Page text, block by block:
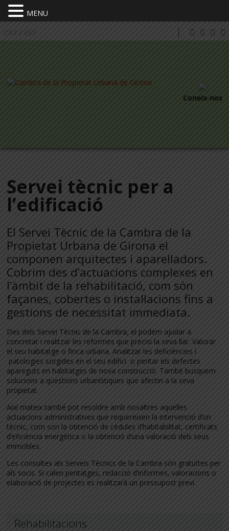
CAT / ESP
Coneix-nos
Servei tècnic per a
l’edificació
El Servei Tècnic de la Cambra de la
Propietat Urbana de Girona el
componen arquitectes i aparelladors.
Cobrim des d’actuacions complexes en
l’àmbit de la rehabilitació, com són
façanes, cobertes o instal·lacions fins a
gestions de necessitat immediata.
Des dels Servei Tècnic de la Cambra, el podem ajudar a
concretar i realitzar les reformes que precisi la seva llar. Valorar
el seu habitatge o finca urbana. Analitzar les deficiències i
patologies sorgides en el seu edifici o peritar els defectes
apareguts en habitatges de nova construcció. També busquem
solucions a qüestions urbanístiques que afectin a la seva
propietat.
Així mateix també pot resoldre amb nosaltres aquelles
actuacions administratives que requereixen la intervenció d’un
tècnic, com son la obtenció de cèdules d’habitabilitat, certificats
d’eficiència energètica o la obtenció d’una valoració dels seus
immobles.
Les consultes als Serveis Tècnics de la Cambra són gratuïtes per
als socis. Si calen peritatges, redacció d’informes, valoracions o
elaboració de projectes es realitzarà un pressupost previ.
Rehabilitacions
MENU